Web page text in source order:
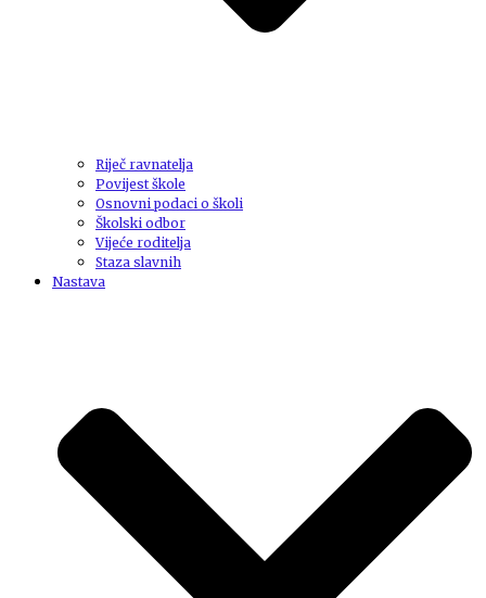
Riječ ravnatelja
Povijest škole
Osnovni podaci o školi
Školski odbor
Vijeće roditelja
Staza slavnih
Nastava